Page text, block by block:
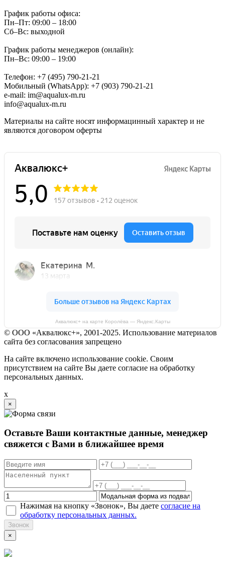
График работы офиса:
Пн–Пт: 09:00 – 18:00
Сб–Вс: выходной
График работы менеджеров (онлайн):
Пн–Вс: 09:00 – 19:00
Телефон: +7 (495) 790-21-21
Мобильный (WhatsApp): +7 (903) 790-21-21
e-mail: im@aqualux-m.ru
info@aqualux-m.ru
Материалы на сайте носят информацинный характер и не
являются договором оферты
Аквалюкс+ на карте Королёва — Яндекс.Карты
© ООО «Аквалюкс+», 2001-2025. Использование материалов
сайта без согласования запрещено
На сайте включено использование cookie. Своим
присутствием на сайте Вы даете согласие на обработку
персональных данных.
x
×
Оставьте Ваши контактные данные, менеджер
свяжется с Вами в ближайшее время
Нажимая на кнопку «Звонок», Вы даете согласие на
обработку персональных данных.
Звонок
×